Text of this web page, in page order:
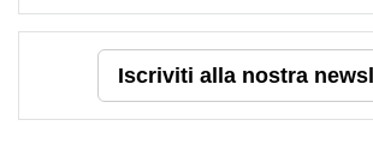
Iscriviti alla nostra